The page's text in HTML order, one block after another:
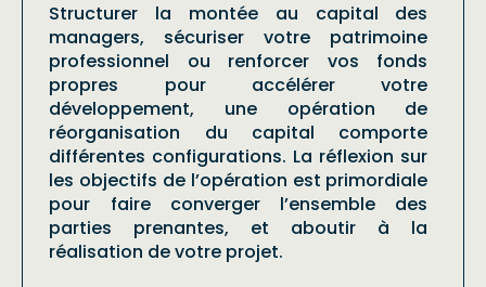
Structurer la montée au capital des
managers, sécuriser votre patrimoine
professionnel ou renforcer vos fonds
propres pour accélérer votre
développement, une opération de
réorganisation du capital comporte
différentes configurations. La réflexion sur
les objectifs de l’opération est primordiale
pour faire converger l’ensemble des
parties prenantes, et aboutir à la
réalisation de votre projet.